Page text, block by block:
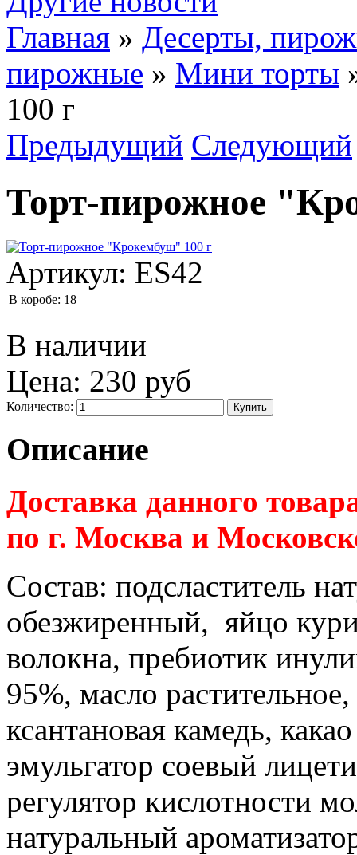
Главная » Десерты,
пирожные » Мини торты
100 г
Предыдущий Следующий
Торт-пирожное
Артикул: ES42
В коробе: 18
В наличии
Цена: 230 руб
Количество:
Описание
Доставка данного
по г. Москва и
Состав: подсластитель
обезжиренный, яйцо
волокна, пребиотик
95%, масло
ксантановая камедь,
эмульгатор соевый
регулятор кислотности
натуральный